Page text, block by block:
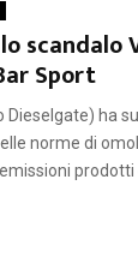
scandalo
Sport
Dieselgate) ha
norme di
prodotti